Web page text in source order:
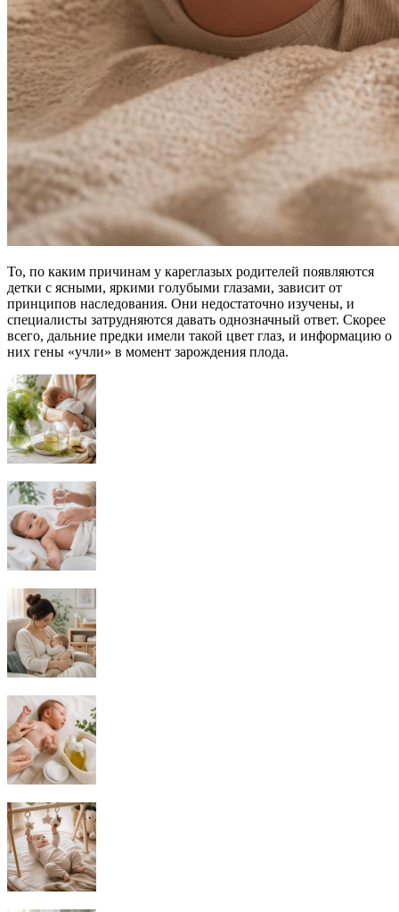
То, по каким причинам у кареглазых родителей появляются
детки с ясными, яркими голубыми глазами, зависит от
принципов наследования. Они недостаточно изучены, и
специалисты затрудняются давать однозначный ответ. Скорее
всего, дальние предки имели такой цвет глаз, и информацию о
них гены «учли» в момент зарождения плода.